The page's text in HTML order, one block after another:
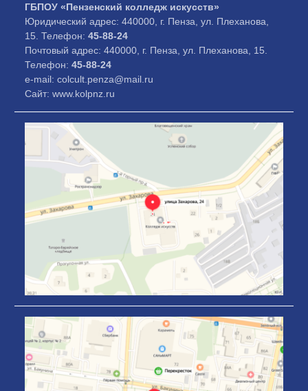
ГБПОУ «Пензенский колледж искусств»
Юридический адрес: 440000, г. Пенза, ул. Плеханова,
15. Телефон:45-88-24
Почтовый адрес: 440000, г. Пенза, ул. Плеханова, 15.
Телефон:45-88-24
e-mail: colcult.penza@mail.ru
Сайт: www.kolpnz.ru